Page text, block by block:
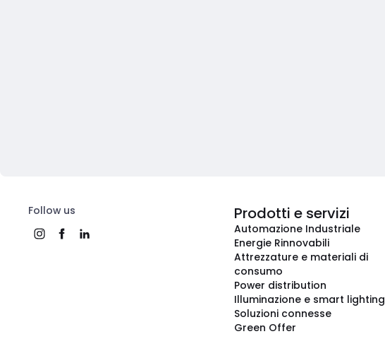
Follow us Prodotti e servizi
Automazione Industriale
Energie Rinnovabili
Attrezzature e materiali di
consumo
Power distribution
Illuminazione e smart lighting
Soluzioni connesse
Green Offer